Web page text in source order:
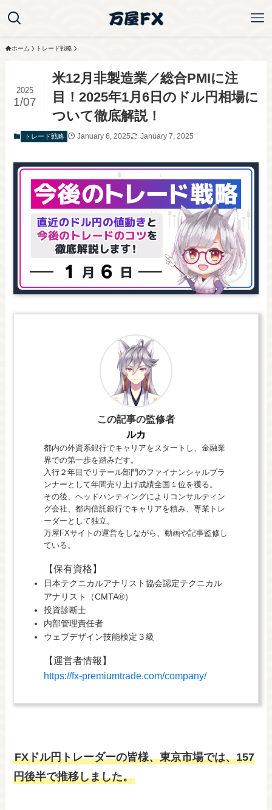
ホーム トレード戦略
米12月非製造業／総合PMIに注
目！2025年1月6日のドル円相場に
ついて徹底解説！
2025
1/07
トレード戦略 January 6, 2025 January 7, 2025
この記事の監修者
ルカ
都内の外資系銀行でキャリアをスタートし、金融業
界での第一歩を踏みだす。
入行２年目でリテール部門のファイナンシャルプラ
ンナーとして年間売り上げ成績全国１位を獲る。
その後、ヘッドハンティングによりコンサルティン
グ会社、都内信託銀行でキャリアを積み、専業トレ
ーダーとして独立。
万屋FXサイトの運営をしながら、動画や記事監修し
ている。
【保有資格】
日本テクニカルアナリスト協会認定テクニカル
アナリスト（CMTA®）
投資診断士
内部管理責任者
ウェブデザイン技能検定３級
【運営者情報】
https://fx-premiumtrade.com/company/
FXドル円トレーダーの皆様、東京市場では、157
円後半で推移しました。